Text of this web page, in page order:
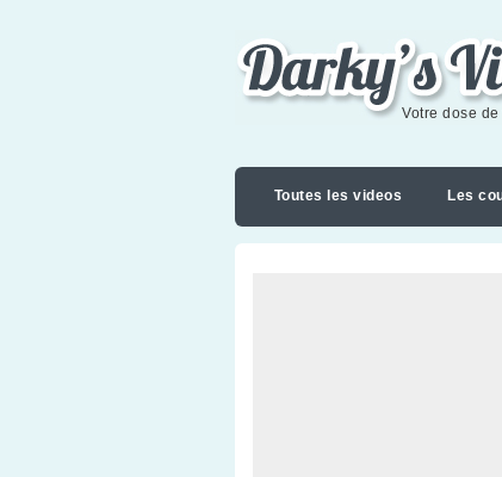
Darky's videoblog
Votre dose
Toutes les videos Les